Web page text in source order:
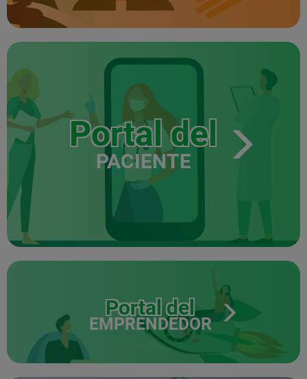
Portal del
PACIENTE
Portal del
EMPRENDEDOR